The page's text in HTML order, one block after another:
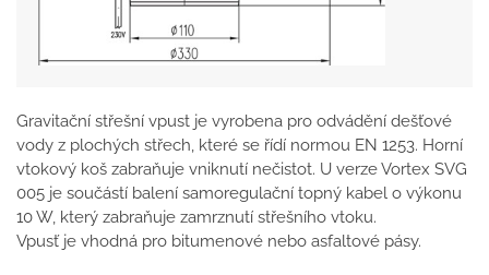
Gravitační střešní vpust je vyrobena pro odvádění dešťové
vody z plochých střech, které se řídí normou EN 1253. Horní
vtokový koš zabraňuje vniknutí nečistot. U verze Vortex SVG
005 je součástí balení samoregulační topný kabel o výkonu
10 W, který zabraňuje zamrznutí střešního vtoku.
Vpusť je vhodná pro bitumenové nebo asfaltové pásy.